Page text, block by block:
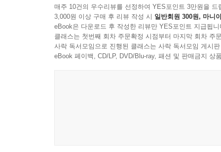
매주 10건의 우수리뷰를 선정하여 YES포인트 3만원을 드
3,000원 이상 구매 후 리뷰 작성 시 일반회원 300원, 마니
eBook은 다운로드 후 작성한 리뷰만 YES포인트 지급됩니
클래스는 첫번째 회차 주문확정 시점부터 마지막 회차 주
사락 독서모임으로 진행된 클래스는 사락 독서모임 게시
eBook 페이백, CD/LP, DVD/Blu-ray, 패션 및 판매금지 상